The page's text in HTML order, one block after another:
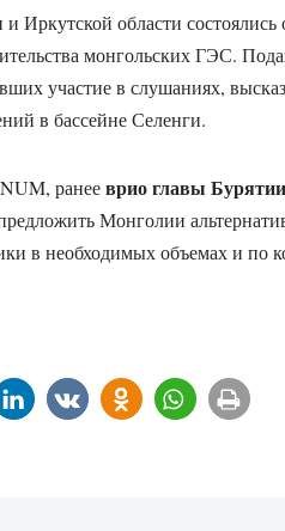
Иркутской области
монгольских ГЭС.
участие в слушаниях,
в бассейне Селенги.
ранееврио главы
Монголии
в необходимых объемах и по